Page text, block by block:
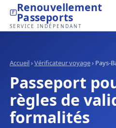
Renouvellement
Passeports
SERVICE INDÉPENDANT
Accueil›Vérificateur voyage› Pays-
Passeport
règles de
formalités